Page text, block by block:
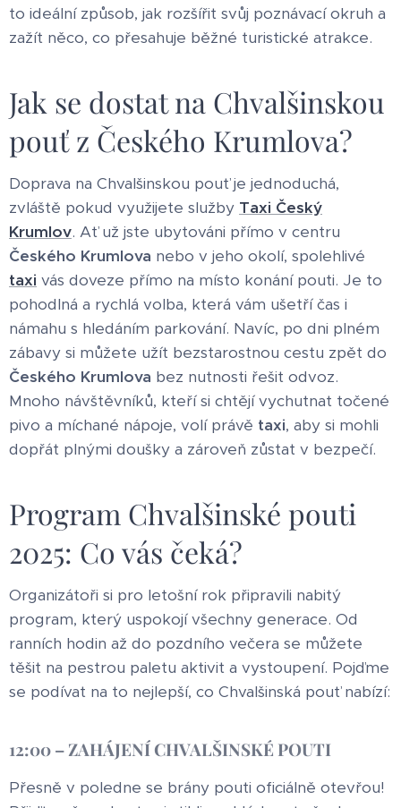
to ideální způsob, jak rozšířit svůj poznávací okruh a
zažít něco, co přesahuje běžné turistické atrakce.
Jak se dostat na Chvalšinskou
pouť z Českého Krumlova?
Doprava na Chvalšinskou pouť je jednoduchá,
zvláště pokud využijete služby Taxi Český
Krumlov. Ať už jste ubytováni přímo v centru
Českého Krumlova nebo v jeho okolí, spolehlivé
taxi vás doveze přímo na místo konání pouti. Je to
pohodlná a rychlá volba, která vám ušetří čas i
námahu s hledáním parkování. Navíc, po dni plném
zábavy si můžete užít bezstarostnou cestu zpět do
Českého Krumlova bez nutnosti řešit odvoz.
Mnoho návštěvníků, kteří si chtějí vychutnat točené
pivo a míchané nápoje, volí právě taxi, aby si mohli
dopřát plnými doušky a zároveň zůstat v bezpečí.
Program Chvalšinské pouti
2025: Co vás čeká?
Organizátoři si pro letošní rok připravili nabitý
program, který uspokojí všechny generace. Od
ranních hodin až do pozdního večera se můžete
těšit na pestrou paletu aktivit a vystoupení. Pojďme
se podívat na to nejlepší, co Chvalšinská pouť nabízí:
12:00 – ZAHÁJENÍ CHVALŠINSKÉ POUTI
Přesně v poledne se brány pouti oficiálně otevřou!